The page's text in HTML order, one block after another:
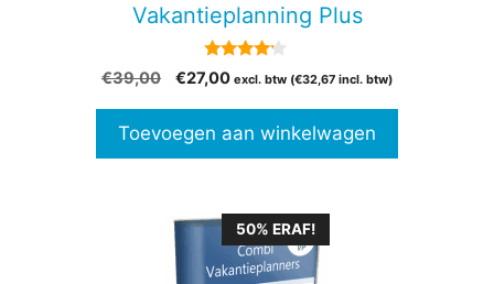
Vakantieplanning Plus
4.00
van 5
€39,00
Oorspronkelijke
€39,00.
€27,00Huidige
€27,00.
excl. btw (€32,67 incl. btw)
Toevoegen aan winkelwagen
50% ERAF!